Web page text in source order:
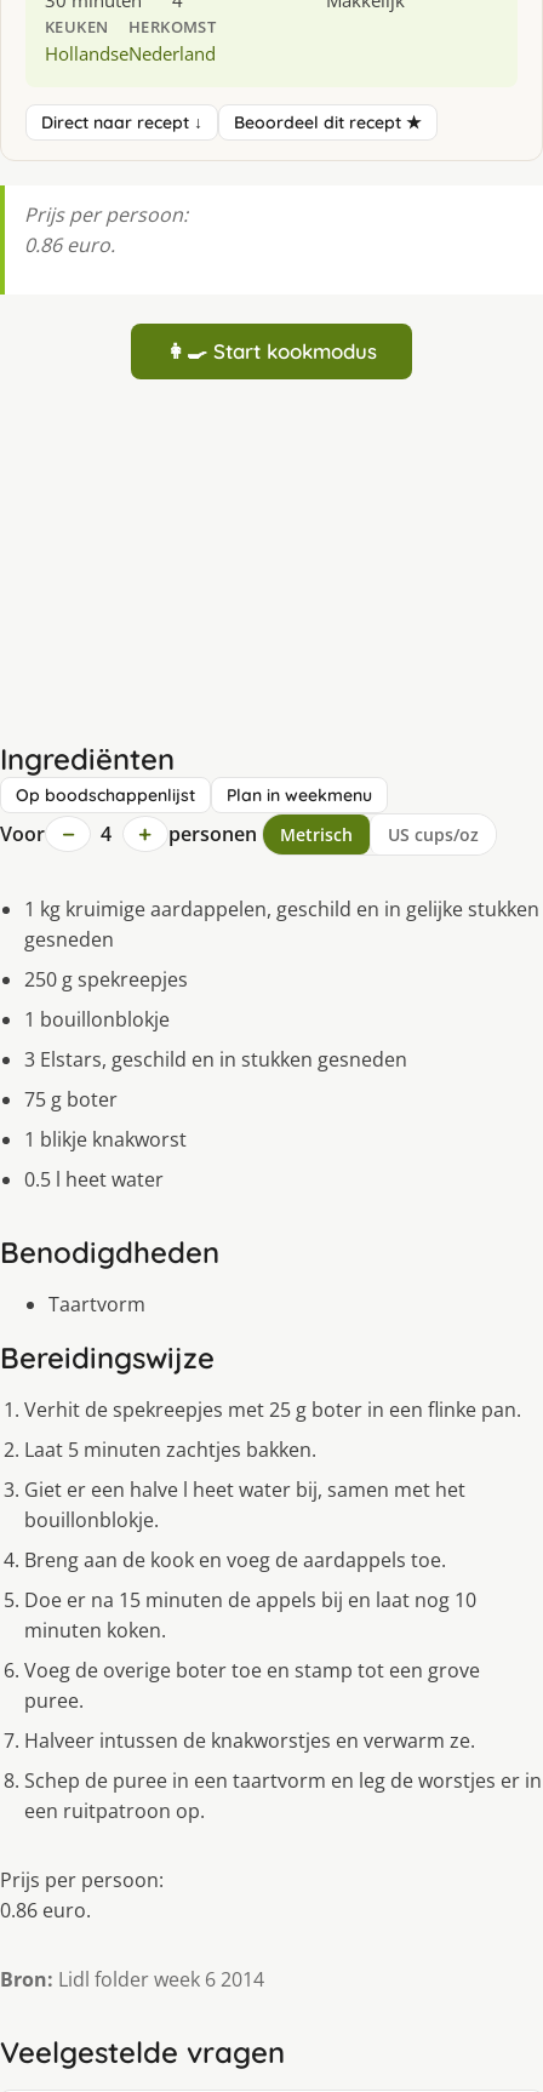
KEUKEN
Hollandse
HERKOMST
Nederland
Direct naar recept ↓ Beoordeel dit recept ★
Prijs per persoon:
0.86 euro.
👩‍🍳 Start kookmodus
Ingrediënten
Op boodschappenlijst Plan in weekmenu
Voor − 4 + personen Metrisch US cups/oz
1 kg kruimige aardappelen, geschild en in gelijke stukken
gesneden
250 g spekreepjes
1 bouillonblokje
3 Elstars, geschild en in stukken gesneden
75 g boter
1 blikje knakworst
0.5 l heet water
Benodigdheden
Taartvorm
Bereidingswijze
Verhit de spekreepjes met 25 g boter in een flinke pan.
Laat 5 minuten zachtjes bakken.
Giet er een halve l heet water bij, samen met het
bouillonblokje.
Breng aan de kook en voeg de aardappels toe.
Doe er na 15 minuten de appels bij en laat nog 10
minuten koken.
Voeg de overige boter toe en stamp tot een grove
puree.
Halveer intussen de knakworstjes en verwarm ze.
Schep de puree in een taartvorm en leg de worstjes er in
een ruitpatroon op.
Prijs per persoon:
0.86 euro.
Bron: Lidl folder week 6 2014
Veelgestelde vragen